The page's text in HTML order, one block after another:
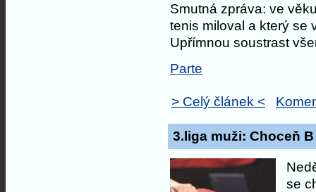
Smutná zpráva: ve
tenis miloval a který se
Upřímnou soustrast
Parte
> Celý článek <
3.liga muži: Choceň
se